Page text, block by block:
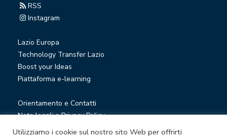
RSS
Instagram
Lazio Europa
Technology Transfer Lazio
Boost your Ideas
Piattaforma e-learning
Orientamento e Contatti
Note legali e Privacy Policy
Privacy Newsletter
Utilizziamo i cookie sul nostro sito Web per offrirti